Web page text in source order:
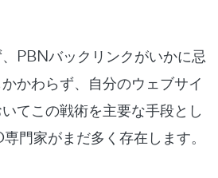
PBNバックリンクがいかに忌
かわらず、自分のウェブサイ
てこの戦術を主要な手段とし
門家がまだ多く存在します。